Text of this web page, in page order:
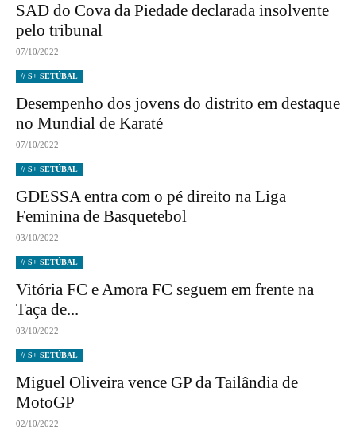
SAD do Cova da Piedade declarada insolvente
pelo tribunal
07/10/2022
// S+ SETÚBAL
Desempenho dos jovens do distrito em destaque
no Mundial de Karaté
07/10/2022
// S+ SETÚBAL
GDESSA entra com o pé direito na Liga
Feminina de Basquetebol
03/10/2022
// S+ SETÚBAL
Vitória FC e Amora FC seguem em frente na
Taça de...
03/10/2022
// S+ SETÚBAL
Miguel Oliveira vence GP da Tailândia de
MotoGP
02/10/2022